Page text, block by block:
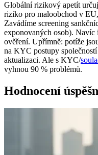
Globální rizikový apetít
riziko pro maloobchod v
Zavádíme screening
exponovaných osob).
ověření. Upřímně: potíže
na KYC postupy
aktualizaci. Ale s KYC/
vyhnou 90 % problémů.
Hodnocení